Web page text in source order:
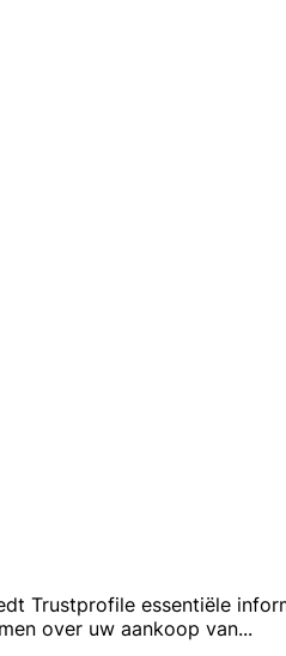
Trustprofile essentiële
over uw aankoop van...